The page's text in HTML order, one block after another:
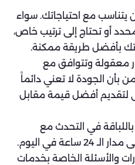
مع احتياجاتك. سواء
أو تحتاج إلى ترتيب خاص،
بأفضل طريقة ممكنة.
معقولة وتتوافق مع
بأن الجودة لا تعني دائماً
لتقديم أفضل قيمة مقابل
في التحدث مع
الأشخاص، حيث أنها متاحة على مدار الـ 24 ساعة في اليوم.
والأسئلة الخاصة بخدمات